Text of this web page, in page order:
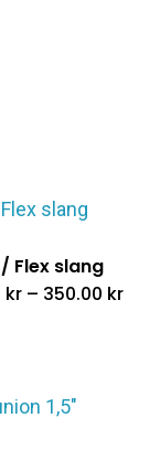
Flex slang
kr – 350.00 kr